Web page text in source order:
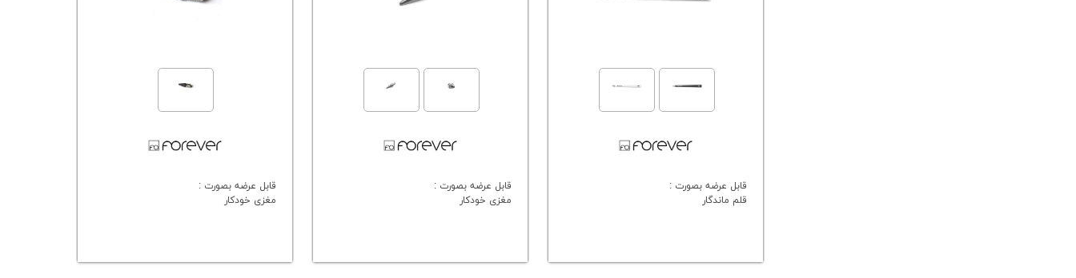
قابل عرضه بصورت :
قلم ماندگار
قابل عرضه بصورت :
مغزی خودکار
قابل عرضه بصورت :
مغزی خودکار